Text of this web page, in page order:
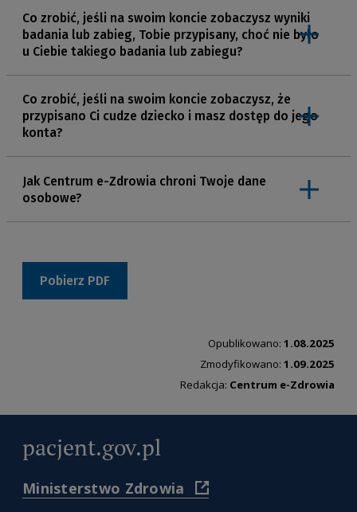
Co zrobić, jeśli na swoim koncie zobaczysz wyniki
badania lub zabieg, Tobie przypisany, choć nie było
u Ciebie takiego badania lub zabiegu?
Twojego oddziału wojewódzkiego NFZ.
Co zrobić, jeśli na swoim koncie zobaczysz, że
przypisano Ci cudze dziecko i masz dostęp do jego
konta?
napisz na adrescez@cez.gov.plz prośbą o
oddzwonienie pod podany numer – to praktyczne
Jak Centrum e-Zdrowia chroni Twoje dane
osobowe?
Przestrzeganie wymogów RODO jest nie tylko
obowiązkiem, ale również krokiem w kierunku budowania
zaufania i zabezpieczania prywatności każdej osoby.
Poniżej pismo z wytycznymi dotyczącymi stosowania
klauzul i dokumenty do pobrania i wykorzystania w bieżącej
Pobierz PDF
Opublikowano: 1.08.2025
Zmodyfikowano: 1.09.2025
Redakcja: Centrum e-Zdrowia
pacjent.gov.pl
Ministerstwo Zdrowia
(
https://www.gov.pl/web/